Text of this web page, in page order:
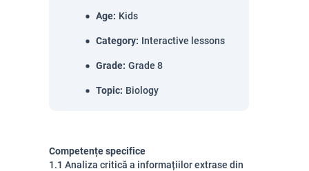
Age: Kids
Category: Interactive lessons
Grade: Grade 8
Topic: Biology
Competențe specifice
1.1 Analiza critică a informațiilor extrase din